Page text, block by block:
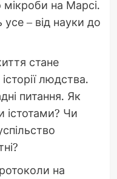
мікроби на Марсі.
– від науки до
стане
людства.
питання. Як
істотами? Чи
на